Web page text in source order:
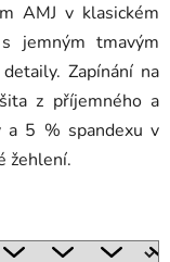
AMJ v klasickém
jemným tmavým
Zapínání na
z příjemného a
a 5 % spandexu v
žehlení.